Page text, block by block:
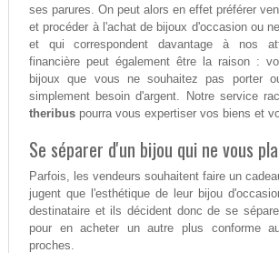
ses parures. On peut alors en effet préférer
et procéder à l'achat de bijoux d'occasion ou
et qui correspondent davantage à nos
financière peut également être la raison :
bijoux que vous ne souhaitez pas porter
simplement besoin d'argent. Notre service
theribuspourra vous expertiser vos biens et
Se séparer d'un bijou qui ne vous
Parfois, les vendeurs souhaitent faire un
jugent que l'esthétique de leur bijou
destinataire et ils décident donc de se
pour en acheter un autre plus conforme
proches.